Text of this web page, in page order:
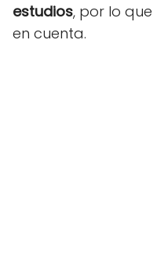
estudios, por lo
en cuenta.